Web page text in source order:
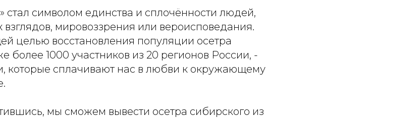
стал символом единства и сплочённости людей,
взглядов, мировоззрения или вероисповедания.
целью восстановления популяции осетра
более 1000 участников из 20 регионов России, -
которые сплачивают нас в любви к окружающему
мы сможем вывести осетра сибирского из